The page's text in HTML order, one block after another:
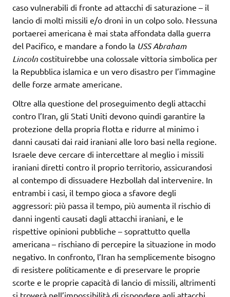
caso vulnerabili di fronte ad attacchi di saturazione – il
lancio di molti missili e/o droni in un colpo solo. Nessuna
portaerei americana è mai stata affondata dalla guerra
del Pacifico, e mandare a fondo la USS Abraham
Lincoln costituirebbe una colossale vittoria simbolica per
la Repubblica islamica e un vero disastro per l’immagine
delle forze armate americane.
Oltre alla questione del proseguimento degli attacchi
contro l’Iran, gli Stati Uniti devono quindi garantire la
protezione della propria flotta e ridurre al minimo i
danni causati dai raid iraniani alle loro basi nella regione.
Israele deve cercare di intercettare al meglio i missili
iraniani diretti contro il proprio territorio, assicurandosi
al contempo di dissuadere Hezbollah dal intervenire. In
entrambi i casi, il tempo gioca a sfavore degli
aggressori: più passa il tempo, più aumenta il rischio di
danni ingenti causati dagli attacchi iraniani, e le
rispettive opinioni pubbliche – soprattutto quella
americana – rischiano di percepire la situazione in modo
negativo. In confronto, l’Iran ha semplicemente bisogno
di resistere politicamente e di preservare le proprie
scorte e le proprie capacità di lancio di missili, altrimenti
si troverà nell’impossibilità di rispondere agli attacchi